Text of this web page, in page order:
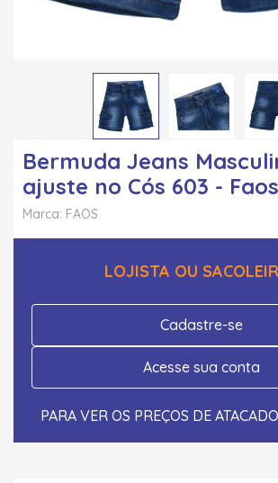
Bermuda Jeans
ajuste no Cós 603 - Faos
Marca: FAOS
LOJISTA OU
Cadastre-se
Acesse sua conta
PARA VER OS PREÇOS DE